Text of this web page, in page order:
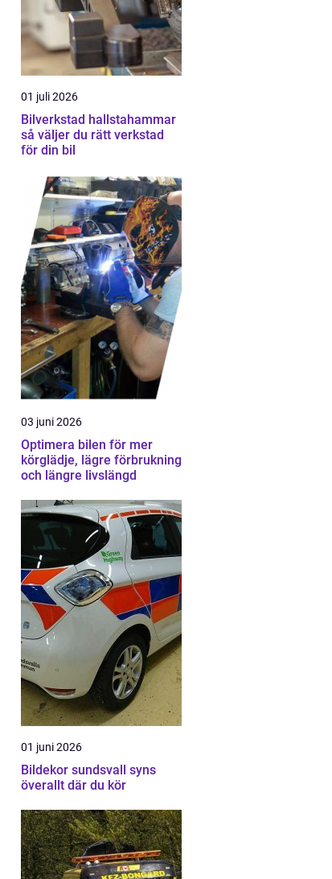
01 juli 2026
Bilverkstad hallstahammar
så väljer du rätt verkstad
för din bil
03 juni 2026
Optimera bilen för mer
körglädje, lägre förbrukning
och längre livslängd
01 juni 2026
Bildekor sundsvall syns
överallt där du kör